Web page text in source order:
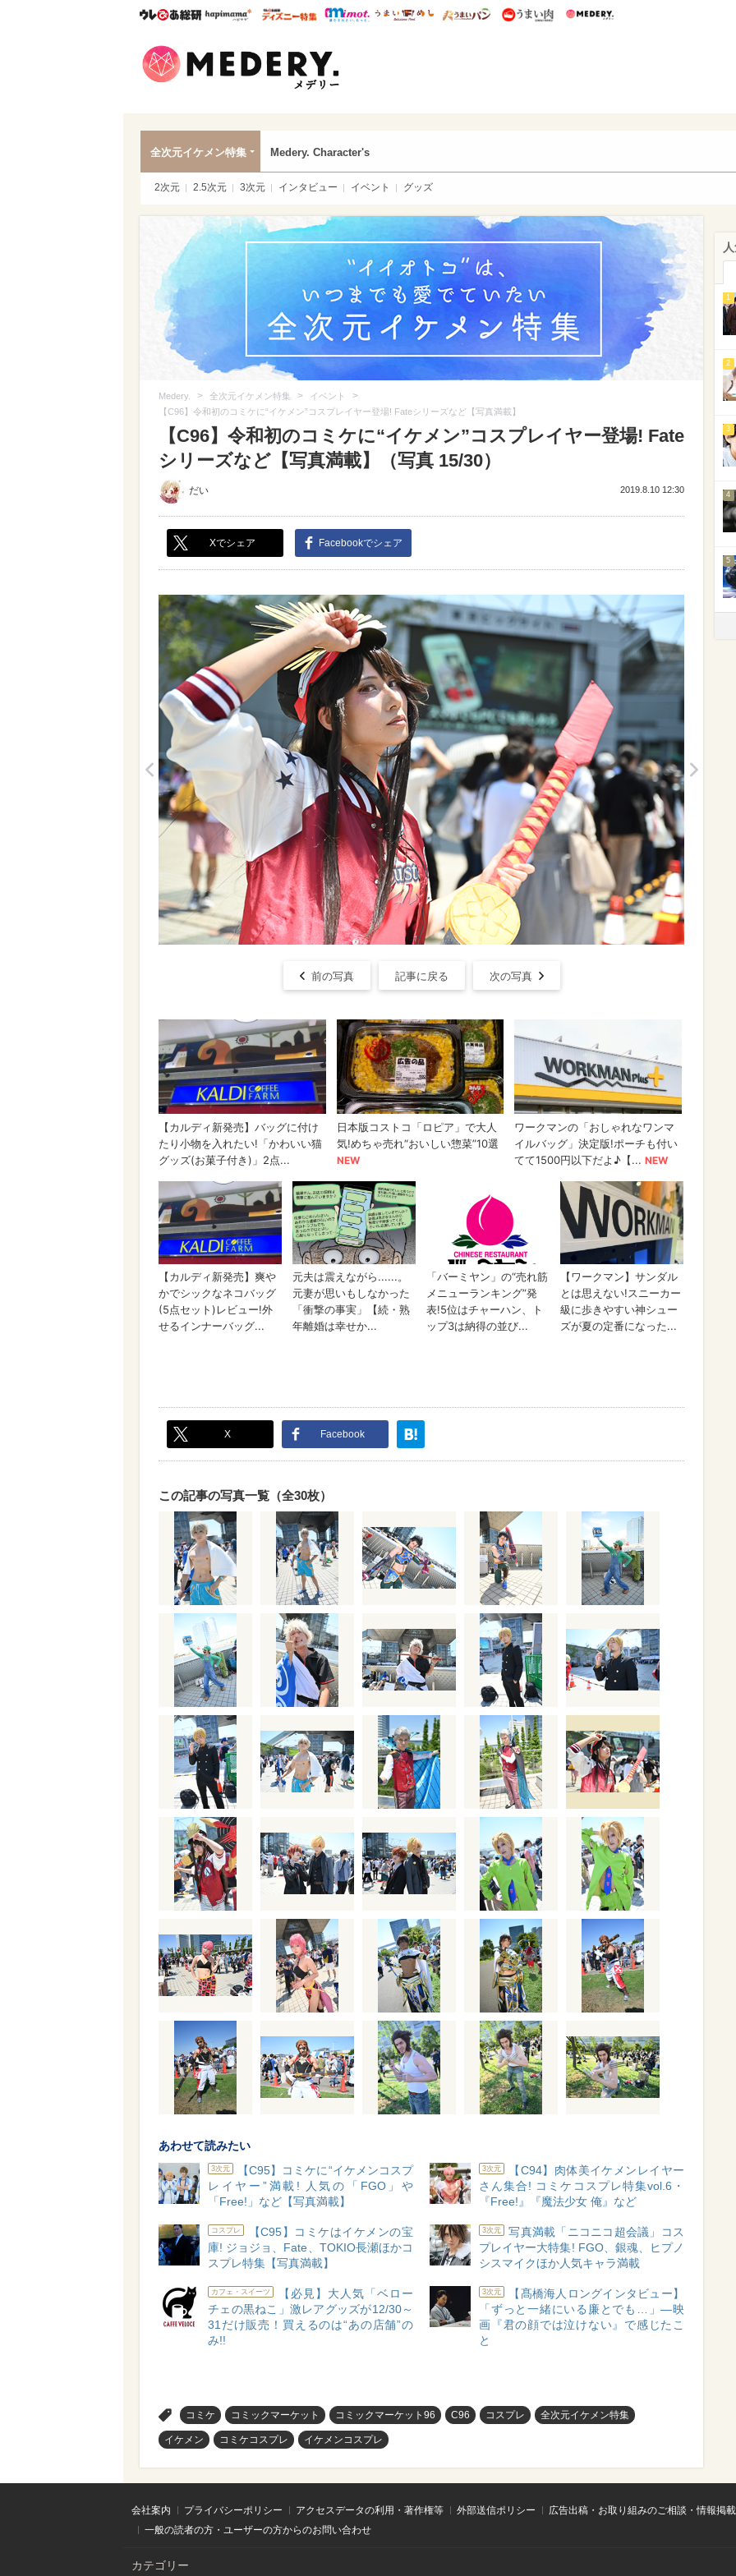
ウレぴあ総研ハピママ* ウレぴあ総研 ディズニー特集
mimot. うまいめし うまいパン うまい肉
全次元イケメン特集 Medery. Character's
2次元 2.5次元 3次元 インタビュー イベント グッズ
Medery. > 全次元イケメン特集 > イベント >
【C96】令和初のコミケに“イケメン”コスプレイヤー登場! Fateシリーズなど【写真満載】
【C96】令和初のコミケに“イケメン”コスプレイヤー登場! Fate
シリーズなど【写真満載】（写真 15/30）
だい 2019.8.10 12:30
Xでシェア Facebookでシェア
前の写真 記事に戻る 次の写真
X Facebook
この記事の写真一覧（全30枚）
あわせて読みたい
3次元
【C95】コミケに“イケメンコスプ
レイヤー”満載! 人気の「FGO」や
「Free!」など【写真満載】
3次元
【C94】肉体美イケメンレイヤー
さん集合! コミケコスプレ特集vol.6・
『Free!』『魔法少女 俺』など
コスプレ
【C95】コミケはイケメンの宝
庫! ジョジョ、Fate、TOKIO長瀬ほかコ
スプレ特集【写真満載】
3次元
写真満載「ニコニコ超会議」コス
プレイヤー大特集! FGO、銀魂、ヒプノ
シスマイクほか人気キャラ満載
カフェ・スイーツ
【必見】大人気「ベロー
チェの黒ねこ」激レアグッズが12/30～
31だけ販売！買えるのは“あの店舗”の
み!!
3次元
【髙橋海人ロングインタビュー】
「ずっと一緒にいる廉とでも…」―映
画『君の顔では泣けない』で感じたこ
と
コミケ コミックマーケット コミックマーケット96 C96 コスプレ 全次元イケメン特集
イケメン コミケコスプレ イケメンコスプレ
1
2
3
4
5
会社案内 プライバシーポリシー アクセスデータの利用・著作権等 外部送信ポリシー
広告出稿・お取り組みのご相談・情報掲
一般の読者の方・ユーザーの方からのお問い合わせ
カテゴリー